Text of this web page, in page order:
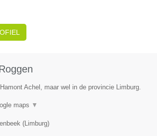
Achel, maar wel in de provincie Limburg.
maps ▼
(Limburg)